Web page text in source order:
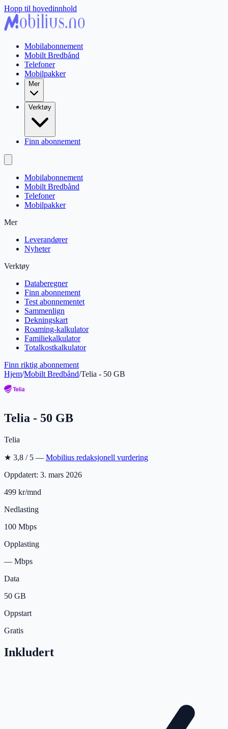
Hopp til hovedinnhold
Mobilabonnement
Mobilt Bredbånd
Telefoner
Mobilpakker
Mer
Verktøy
Finn abonnement
Mobilabonnement
Mobilt Bredbånd
Telefoner
Mobilpakker
Mer
Leverandører
Nyheter
Verktøy
Databeregner
Finn abonnement
Test abonnementet
Sammenlign
Dekningskart
Roaming-kalkulator
Familiekalkulator
Totalkostkalkulator
Finn riktig abonnement
Hjem/Mobilt Bredbånd/Telia - 50 GB
Telia - 50 GB
Telia
★ 3,8 / 5 — Mobilius redaksjonell vurdering
Oppdatert: 3. mars 2026
499 kr/mnd
Nedlasting
100 Mbps
Opplasting
— Mbps
Data
50 GB
Oppstart
Gratis
Inkludert